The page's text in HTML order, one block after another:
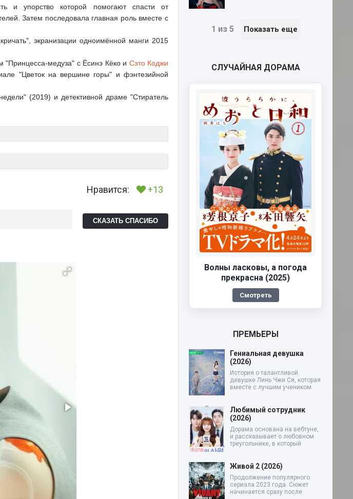
и упорство которой помогают спасти от
Затем последовала главная роль вместе с
экранизации одноимённой манги 2015
"Принцесса-медуза" с Ёсинэ Кёко и Сэто Коджи
"Цветок на вершине горы" и фэнтезийной
(2019) и детективной драме "Стиратель
Нравится: +13
СКАЗАТЬ СПАСИБО
1 из 5 Показать еще
СЛУЧАЙНАЯ ДОРАМА
Волны ласковы, а погода
прекрасна (2025)
Смотреть
ПРЕМЬЕРЫ
Гениальная девушка
(2026)
История о талантливой
девушке Линь Чжи Ся, которая
вместе с лучшим учеником
Любимый сотрудник
(2026)
Дорама основана на вебтуне,
и рассказывает о любовном
треугольнике, в который
Живой 2 (2026)
Продолжение популярного
сериала 2023 года. Сюжет
начинается сразу после